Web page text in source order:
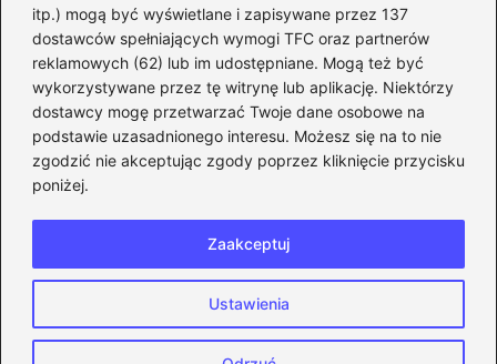
itp.) mogą być wyświetlane i zapisywane przez 137
dostawców spełniających wymogi TFC oraz partnerów
reklamowych (62) lub im udostępniane. Mogą też być
wykorzystywane przez tę witrynę lub aplikację. Niektórzy
dostawcy mogę przetwarzać Twoje dane osobowe na
podstawie uzasadnionego interesu. Możesz się na to nie
zgodzić nie akceptując zgody poprzez kliknięcie przycisku
poniżej.
Ustawienia
Zaakceptuj
CS:GO(26)
FIFA(90)
Forza Horizon(22)
Gry(186)
Modyfikacje(42)
Spolszczenia(101)
Copyright © 2026 eFIFA.pl
Prywatność
Zasady użytkowania
Napisz do nas